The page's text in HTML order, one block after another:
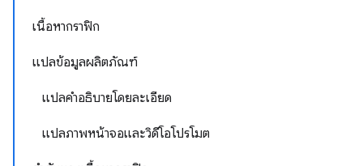
เนื้อหากราฟิก
แปลข้อมูลผลิตภัณฑ์
แปลคำอธิบายโดยละเอียด
แปลภาพหน้าจอและวิดีโอโปรโมต